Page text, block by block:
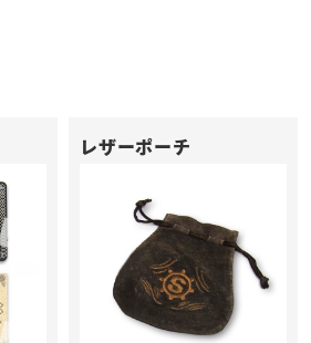
レザーポーチ